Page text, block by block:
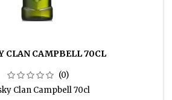
CLAN CAMPBELL 70CL
(0)
Clan Campbell 70cl